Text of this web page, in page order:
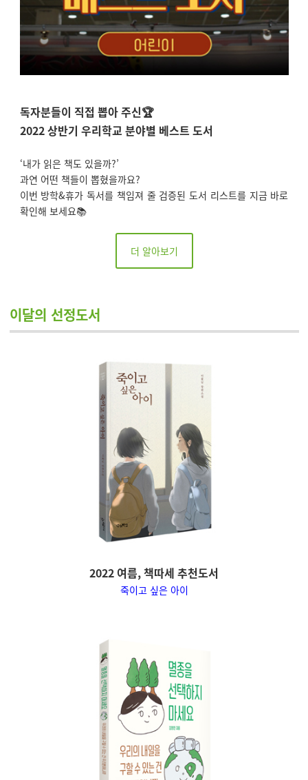
독자분들이 직접 뽑아 주신🏆
2022 상반기 우리학교 분야별 베스트 도서
‘내가 읽은 책도 있을까?’
과연 어떤 책들이 뽑혔을까요?
이번 방학&휴가 독서를 책임져 줄 검증된 도서 리스트를 지금 바로
확인해 보세요📚
더 알아보기
이달의 선정도서
2022 여름, 책따세 추천도서
죽이고 싶은 아이